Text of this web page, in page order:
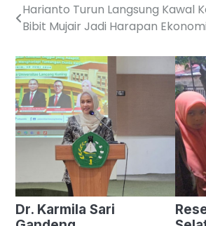
Post
navigation
Harianto Turun Langsung Kawal
Bibit Mujair Jadi Harapan
Dr. Karmila Sari